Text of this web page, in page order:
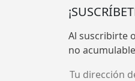
Al suscribirte
no